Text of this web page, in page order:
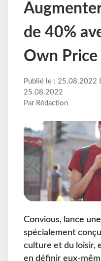
de 40%
Own Price
Publié le : 25.08.2022
25.08.2022
Par Rédaction
Convious, lance
spécialement
culture et du loisir,
en définir eux-